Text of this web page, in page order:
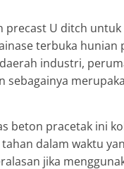
precast U ditch
terbuka hunian
industri,
sebagainya
beton pracetak ini
dalam waktu
jika